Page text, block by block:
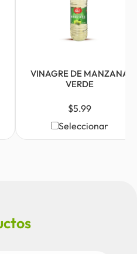
VINAGRE DE MANZANA
VERDE
$5.99
Seleccionar